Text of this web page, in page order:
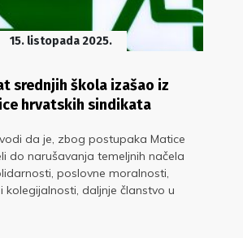
15. listopada 2025.
srednjih škola izašao iz
hrvatskih sindikata
da je, zbog postupaka Matice
do narušavanja temeljnih načela
poslovne moralnosti,
kolegijalnosti, daljnje članstvo u